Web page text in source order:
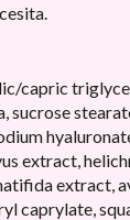
capric
sucrose
extract,
extract,
caprylate,